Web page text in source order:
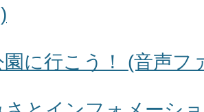
園に行こう！ (音声フ